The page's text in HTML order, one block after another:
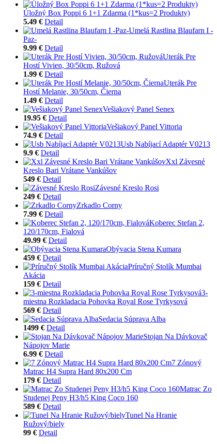
Úložný Box Poppi 6 1+1 Zdarma (1*kus=2 Produkty)
5.49 € Detail
Umelá Rastlina Blaufarn I -
Paz-
9.99 € Detail
Uterák Pre
Hostí Vivien, 30/50cm, Ružová
1.99 € Detail
Uterák Pre
Hostí Melanie, 30/50cm, Čierna
1.49 € Detail
Vešiakový Panel Senex
19.95 € Detail
Vešiakový Panel Vittoria
74.9 € Detail
Usb Nabíjací Adaptér V0213
9.9 € Detail
Xxl Závesné
Kreslo Bari Vrátane Vankúšov
549 € Detail
Závesné Kreslo Rosi
249 € Detail
Zrkadlo Corny
7.99 € Detail
Koberec Stefan 2,
120/170cm, Fialová
49.99 € Detail
Obývacia Stena Kumara
459 € Detail
Príručný Stolík Mumbai
Akácia
159 € Detail
3-
miestna Rozkladacia Pohovka Royal Rose Tyrkysová
569 € Detail
Sedacia Súprava Alba
1499 € Detail
Stojan Na Dávkovač
Nápojov Marie
6.99 € Detail
7 Zónový
Matrac H4 Supra Hard 80x200 Cm
179 € Detail
Matrac Zo
Studenej Peny H3/h5 King Coco 160
589 € Detail
Tunel Na Hranie
Ružový/biely
99 € Detail